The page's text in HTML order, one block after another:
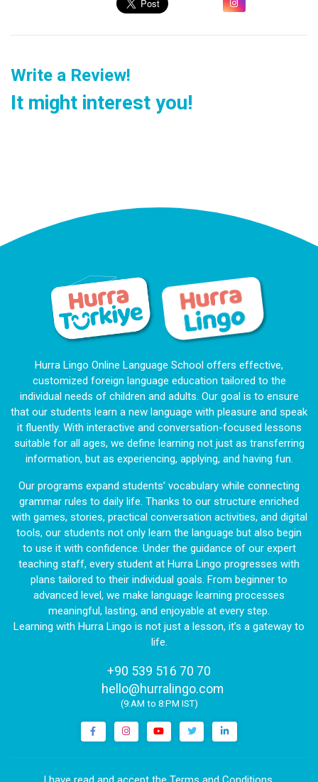
Write a Review!
It might interest you!
Hurra Lingo Online Language School offers effective,
customized foreign language education tailored to the
individual needs of children and adults. Our goal is to ensure
that our students learn a new language with pleasure and speak
it fluently. With interactive and conversation-focused lessons
suitable for all ages, we define learning not just as transferring
information, but as experiencing, applying, and having fun.
Our programs expand students’ vocabulary while connecting
grammar rules to daily life. Thanks to our structure enriched
with games, stories, practical conversation activities, and digital
tools, our students not only learn the language but also begin
to use it with confidence. Under the guidance of our expert
teaching staff, every student at Hurra Lingo progresses with
plans tailored to their individual goals. From beginner to
advanced level, we make language learning processes
meaningful, lasting, and enjoyable at every step.
Learning with Hurra Lingo is not just a lesson, it’s a gateway to
life.
+90 539 516 70 70
hello@hurralingo.com
(9:AM to 8:PM IST)